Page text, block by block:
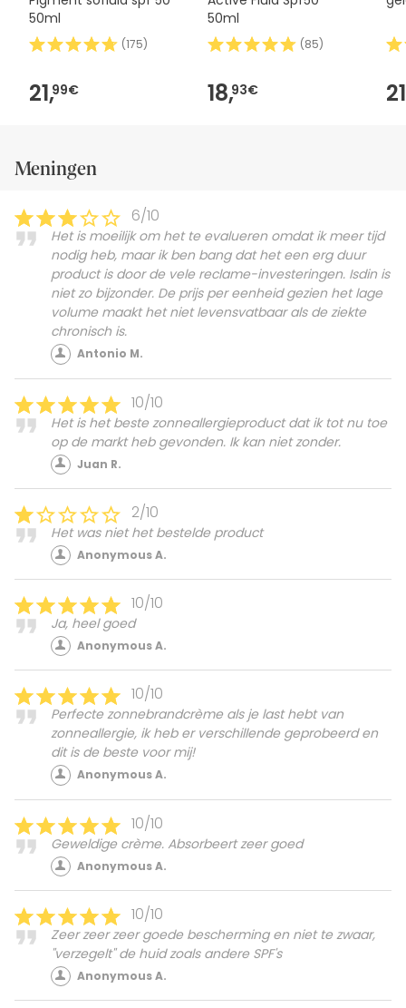
50ml
(175)
21,99€
50ml
(85)
18,93€
Meningen
6/10
Het is moeilijk om het te evalueren omdat ik meer tijd
nodig heb, maar ik ben bang dat het een erg duur
product is door de vele reclame-investeringen. Isdin is
niet zo bijzonder. De prijs per eenheid gezien het lage
volume maakt het niet levensvatbaar als de ziekte
chronisch is.
Antonio M.
10/10
Het is het beste zonneallergieproduct dat ik tot nu toe
op de markt heb gevonden. Ik kan niet zonder.
Juan R.
2/10
Het was niet het bestelde product
Anonymous A.
10/10
Ja, heel goed
Anonymous A.
10/10
Perfecte zonnebrandcrème als je last hebt van
zonneallergie, ik heb er verschillende geprobeerd en
dit is de beste voor mij!
Anonymous A.
10/10
Geweldige crème. Absorbeert zeer goed
Anonymous A.
10/10
Zeer zeer zeer goede bescherming en niet te zwaar,
"verzegelt" de huid zoals andere SPF's
Anonymous A.